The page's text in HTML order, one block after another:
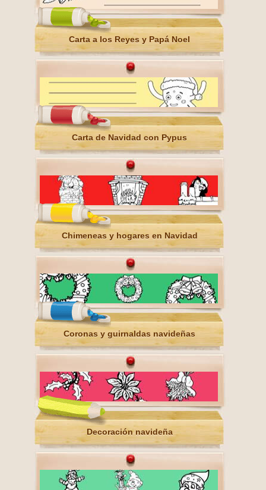
Carta a los Reyes y Papá Noel
Carta de Navidad con Pypus
Chimeneas y hogares en Navidad
Coronas y guirnaldas navideñas
Decoración navideña